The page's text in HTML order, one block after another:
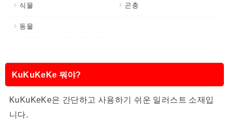
식물 곤충
동물
KuKuKeKe 뭐야?
KuKuKeKe은 간단하고 사용하기 쉬운 일러스트 소재입
니다.